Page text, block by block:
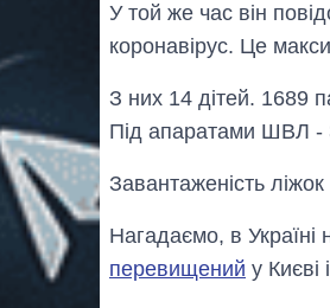
У той же час він
коронавірус. Це
З них 14 дітей. 1689
Під апаратами ШВЛ -
Завантаженість
Нагадаємо, в Україні
перевищений у